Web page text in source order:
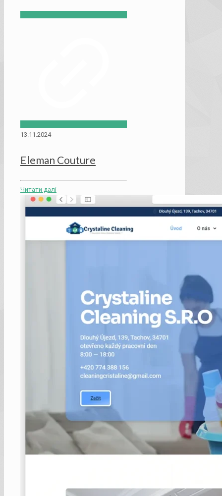
13.11.2024
Eleman Couture
Читати далі